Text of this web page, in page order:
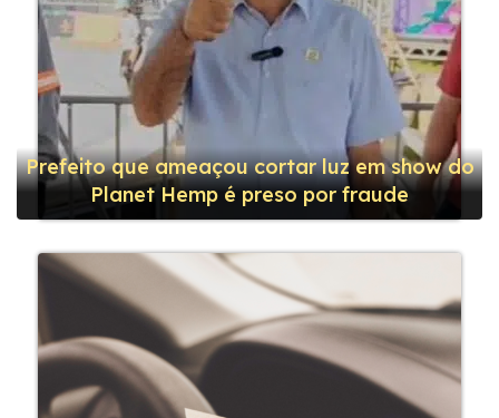
Prefeito que ameaçou cortar luz em show do
Planet Hemp é preso por fraude